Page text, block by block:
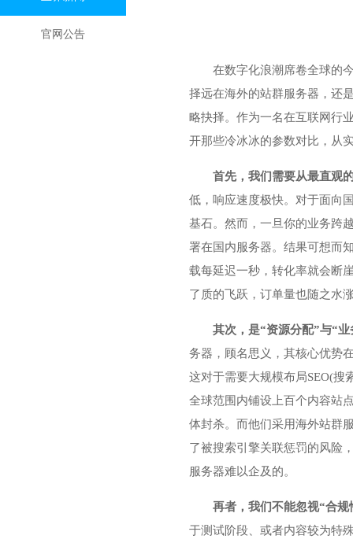
官网公告
在数字化浪潮席卷全球的
择远在海外的站群服务器，还
略抉择。作为一名在互联网行
开那些冷冰冰的参数对比，从
首先，我们需要从最直观
低，响应速度极快。对于面向
基石。然而，一旦你的业务跨
署在国内服务器。结果可想而
载每延迟一秒，转化率就会断
了质的飞跃，订单量也随之水
其次，是“资源分配”与“
务器，顾名思义，其核心优势
这对于需要大规模布局SEO(
全球范围内铺设上百个内容站
体封杀。而他们采用海外站群
了被搜索引擎关联惩罚的风险
服务器难以企及的。
再者，我们不能忽视“合
于测试阶段、或者内容较为特